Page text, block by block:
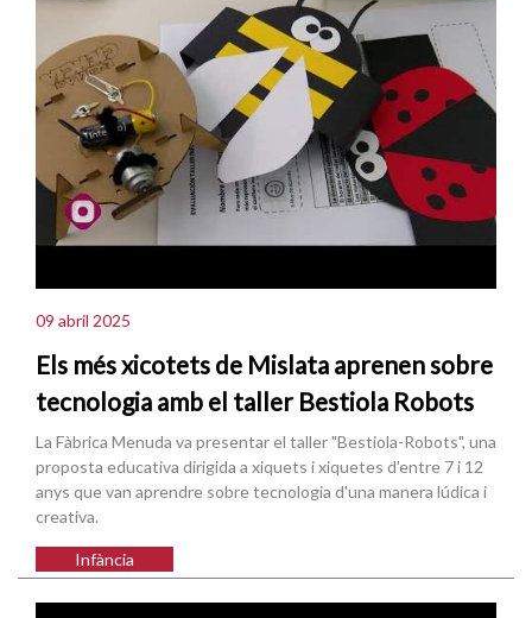
09 abril 2025
Els més xicotets de Mislata aprenen sobre
tecnologia amb el taller Bestiola Robots
La Fàbrica Menuda va presentar el taller "Bestiola-Robots", una
proposta educativa dirigida a xiquets i xiquetes d'entre 7 i 12
anys que van aprendre sobre tecnologia d'una manera lúdica i
creativa.
Infància